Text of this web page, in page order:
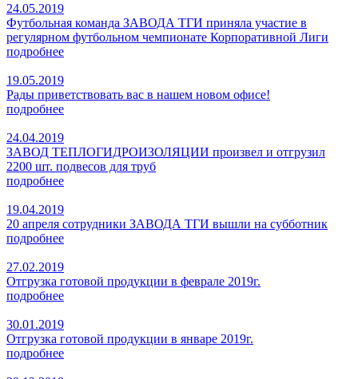
24.05.2019
Футбольная команда ЗАВОДА ТГИ приняла участие в
регулярном футбольном чемпионате Корпоративной Лиги
подробнее
19.05.2019
Рады приветствовать вас в нашем новом офисе!
подробнее
24.04.2019
ЗАВОД ТЕПЛОГИДРОИЗОЛЯЦИИ произвел и отгрузил
2200 шт. подвесов для труб
подробнее
19.04.2019
20 апреля сотрудники ЗАВОДА ТГИ вышли на субботник
подробнее
27.02.2019
Отгрузка готовой продукции в феврале 2019г.
подробнее
30.01.2019
Отгрузка готовой продукции в январе 2019г.
подробнее